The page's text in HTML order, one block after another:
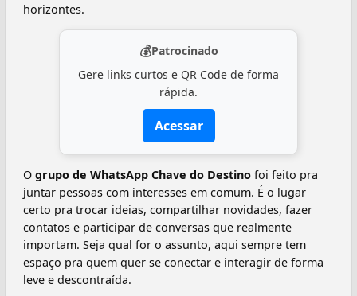
horizontes.
💰Patrocinado
Gere links curtos e QR Code de forma
rápida.
Acessar
O grupo de WhatsApp Chave do Destino foi feito pra
juntar pessoas com interesses em comum. É o lugar
certo pra trocar ideias, compartilhar novidades, fazer
contatos e participar de conversas que realmente
importam. Seja qual for o assunto, aqui sempre tem
espaço pra quem quer se conectar e interagir de forma
leve e descontraída.